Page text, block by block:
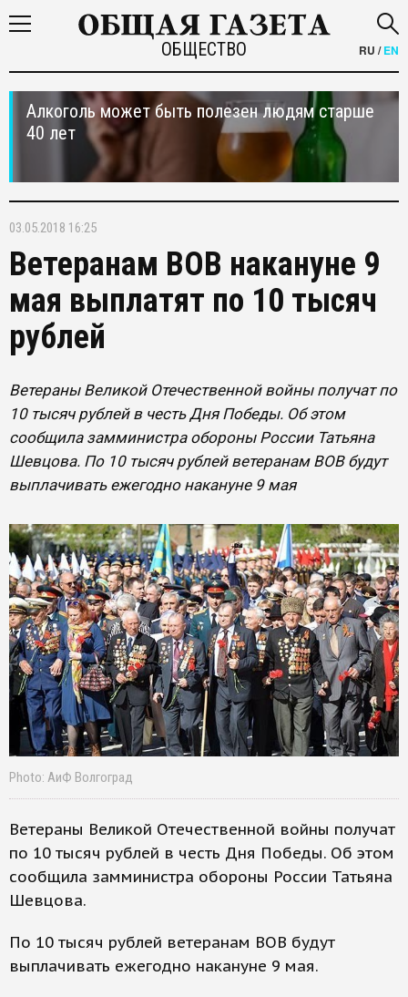
ОБЩЕСТВО RU /EN
Алкоголь может быть полезен людям старше
40 лет
03.05.2018 16:25
Ветеранам ВОВ накануне 9
мая выплатят по 10 тысяч
рублей
Ветераны Великой Отечественной войны получат по
10 тысяч рублей в честь Дня Победы. Об этом
сообщила замминистра обороны России Татьяна
Шевцова. По 10 тысяч рублей ветеранам ВОВ будут
выплачивать ежегодно накануне 9 мая
Photo: АиФ Волгоград
Ветераны Великой Отечественной войны получат
по 10 тысяч рублей в честь Дня Победы. Об этом
сообщила замминистра обороны России Татьяна
Шевцова.
По 10 тысяч рублей ветеранам ВОВ будут
выплачивать ежегодно накануне 9 мая.